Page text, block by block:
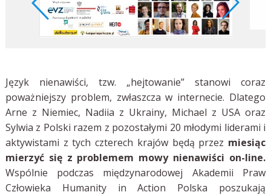
Język nienawiści, tzw. „hejtowanie” stanowi coraz
poważniejszy problem, zwłaszcza w internecie. Dlatego
Arne z Niemiec, Nadiia z Ukrainy, Michael z USA oraz
Sylwia z Polski razem z pozostałymi 20 młodymi liderami i
aktywistami z tych czterech krajów będą przez miesiąc
mierzyć się z problemem mowy nienawiści on-line.
Wspólnie podczas międzynarodowej Akademii Praw
Człowieka Humanity in Action Polska poszukają